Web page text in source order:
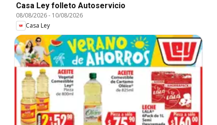
Casa Ley folleto Autoservicio
08/08/2026- 10/08/2026
Casa Ley